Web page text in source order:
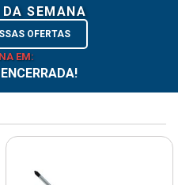
SEMANA
OFERTAS
EM: